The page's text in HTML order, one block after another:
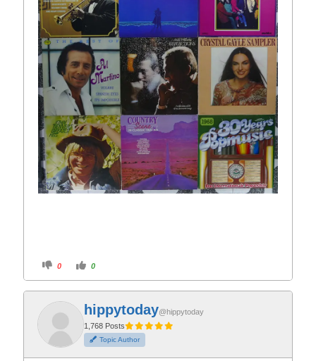
C
i
k
f
t
h
m
b
0
C
i
k
o
r
t
h
u
m
b
0
hippytoday@hippytoday
1,768 Posts
Topic Author